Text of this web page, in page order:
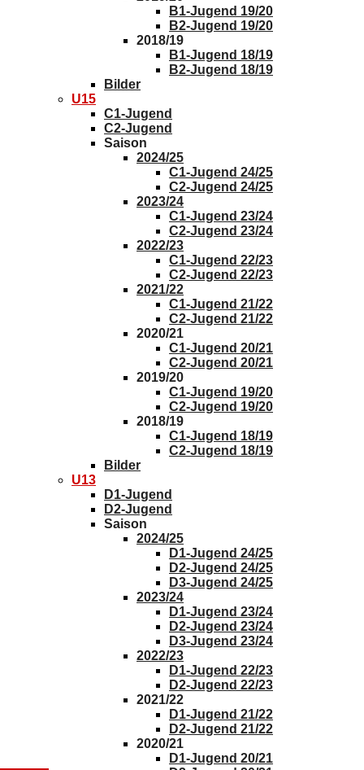
B1-Jugend 19/20
B2-Jugend 19/20
2018/19
B1-Jugend 18/19
B2-Jugend 18/19
Bilder
U15
C1-Jugend
C2-Jugend
Saison
2024/25
C1-Jugend 24/25
C2-Jugend 24/25
2023/24
C1-Jugend 23/24
C2-Jugend 23/24
2022/23
C1-Jugend 22/23
C2-Jugend 22/23
2021/22
C1-Jugend 21/22
C2-Jugend 21/22
2020/21
C1-Jugend 20/21
C2-Jugend 20/21
2019/20
C1-Jugend 19/20
C2-Jugend 19/20
2018/19
C1-Jugend 18/19
C2-Jugend 18/19
Bilder
U13
D1-Jugend
D2-Jugend
Saison
2024/25
D1-Jugend 24/25
D2-Jugend 24/25
D3-Jugend 24/25
2023/24
D1-Jugend 23/24
D2-Jugend 23/24
D3-Jugend 23/24
2022/23
D1-Jugend 22/23
D2-Jugend 22/23
2021/22
D1-Jugend 21/22
D2-Jugend 21/22
2020/21
D1-Jugend 20/21